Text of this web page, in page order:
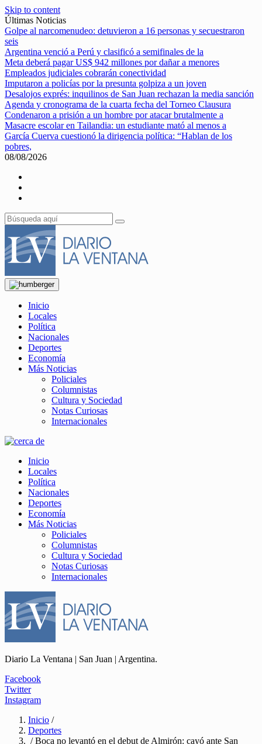
Skip to content
Últimas Noticias
Golpe al narcomenudeo: detuvieron a 16 personas y secuestraron
seis
Argentina venció a Perú y clasificó a semifinales de la
Meta deberá pagar US$ 942 millones por dañar a menores
Empleados judiciales cobrarán conectividad
Imputaron a policías por la presunta golpiza a un joven
Desalojos exprés: inquilinos de San Juan rechazan la media sanción
Agenda y cronograma de la cuarta fecha del Torneo Clausura
Condenaron a prisión a un hombre por atacar brutalmente a
Masacre escolar en Tailandia: un estudiante mató al menos a
García Cuerva cuestionó la dirigencia política: “Hablan de los
pobres,
08/08/2026
Inicio
Locales
Política
Nacionales
Deportes
Economía
Más Noticias
Policiales
Columnistas
Cultura y Sociedad
Notas Curiosas
Internacionales
Inicio
Locales
Política
Nacionales
Deportes
Economía
Más Noticias
Policiales
Columnistas
Cultura y Sociedad
Notas Curiosas
Internacionales
Diario La Ventana | San Juan | Argentina.
Facebook
Twitter
Instagram
Inicio /
Deportes
/ Boca no levantó en el debut de Almirón: cayó ante San